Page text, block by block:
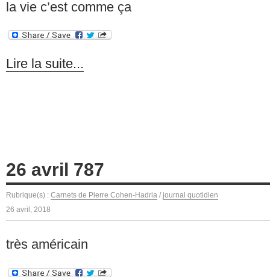
la vie c’est comme ça
Lire la suite...
26 avril 787
Rubrique(s) : Carnets de Pierre Cohen-Hadria / journal quotidien
26 avril, 2018
très américain